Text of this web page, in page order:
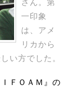
さん。第
一印象
は、アメ
リカから
い方でした。
ＦＯＡＭ』の